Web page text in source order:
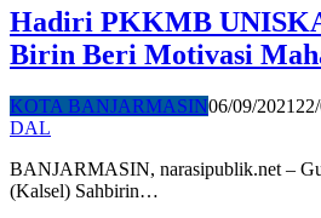
Hadiri PKKMB
Birin Beri Motivasi
KOTA BANJARMASIN06/09/2021
DAL
BANJARMASIN, narasipublik.net –
(Kalsel) Sahbirin…